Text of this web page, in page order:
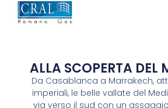
ALLA SCOPERTA DEL
Da Casablanca a Marrakech,
imperiali, le belle vallate del
via verso il sud con un